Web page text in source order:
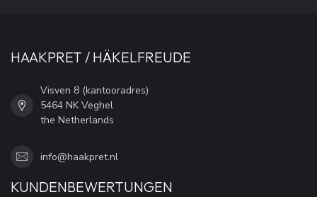
HAAKPRET / HÄKELFREUDE
Visven 8 (kantooradres)
5464 NK Veghel
the Netherlands
info@haakpret.nl
KUNDENBEWERTUNGEN